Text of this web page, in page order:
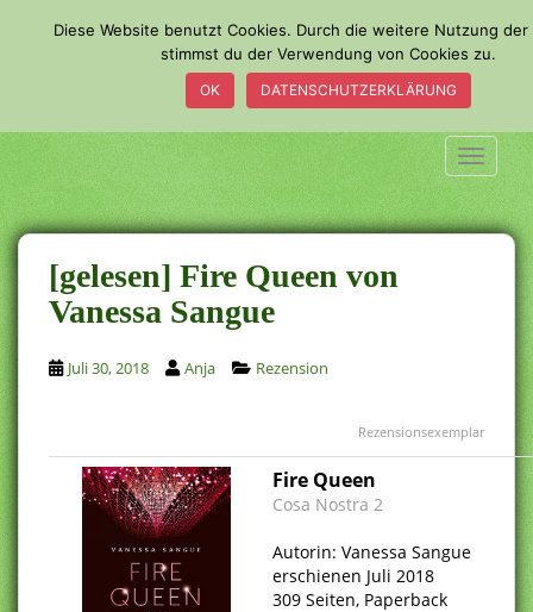
o
m
a
i
n
c
o
n
t
e
n
t
[gelesen] Fire Queen von
Vanessa Sangue
Juli 30, 2018 Anja Rezension
Rezensionsexemplar
Fire Queen
Cosa Nostra 2
Autorin: Vanessa Sangue
erschienen Juli 2018
309 Seiten, Paperback
Diese Website benutzt Cookies. Durch die weitere Nutzung der
stimmst du der Verwendung von Cookies zu.
OK DATENSCHUTZERKLÄRUNG